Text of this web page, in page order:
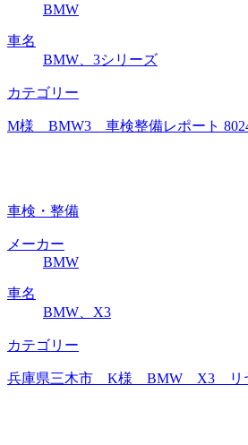
BMW
車名
BMW、3シリーズ
カテゴリー
M様 BMW3 車検整備レポート
車検・整備
メーカー
BMW
車名
BMW、X3
カテゴリー
兵庫県三木市 K様 BMW X3 リヤ